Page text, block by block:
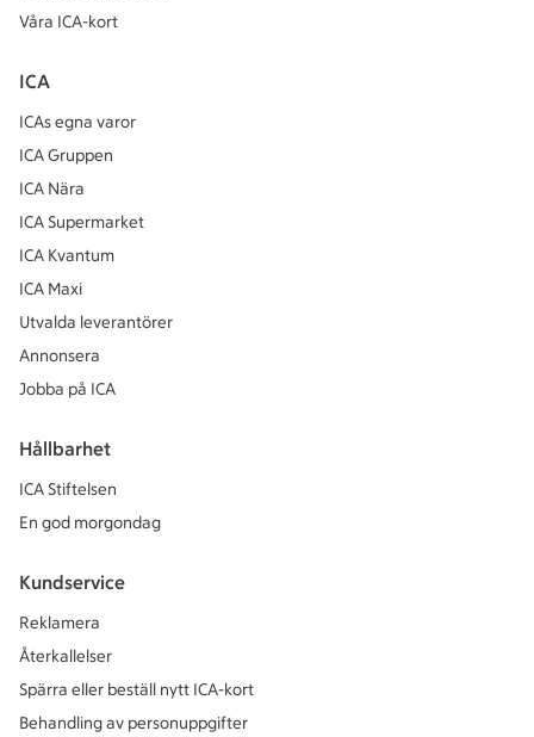
Våra ICA-kort
ICA
ICAs egna varor
ICA Gruppen
ICA Nära
ICA Supermarket
ICA Kvantum
ICA Maxi
Utvalda leverantörer
Annonsera
Jobba på ICA
Hållbarhet
ICA Stiftelsen
En god morgondag
Kundservice
Reklamera
Återkallelser
Spärra eller beställ nytt ICA-kort
Behandling av personuppgifter